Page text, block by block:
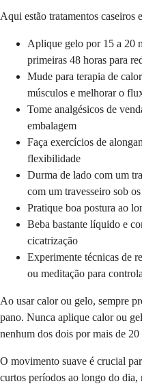
Aqui estão tratamentos caseiros
Aplique gelo por 15 a 20
primeiras 48 horas para
Mude para terapia de
músculos e melhorar o
Tome analgésicos de
embalagem
Faça exercícios de
flexibilidade
Durma de lado com um
com um travesseiro sob
Pratique boa postura ao
Beba bastante líquido e
cicatrização
Experimente técnicas de
ou meditação para
Ao usar calor ou gelo, sempre
pano. Nunca aplique calor ou
nenhum dos dois por mais de
O movimento suave é crucial
curtos períodos ao longo do dia,